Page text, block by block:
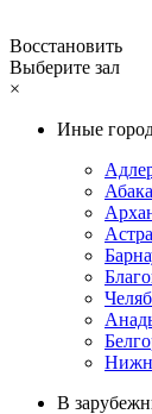
Восстановить
Выберите зал
×
Иные
В